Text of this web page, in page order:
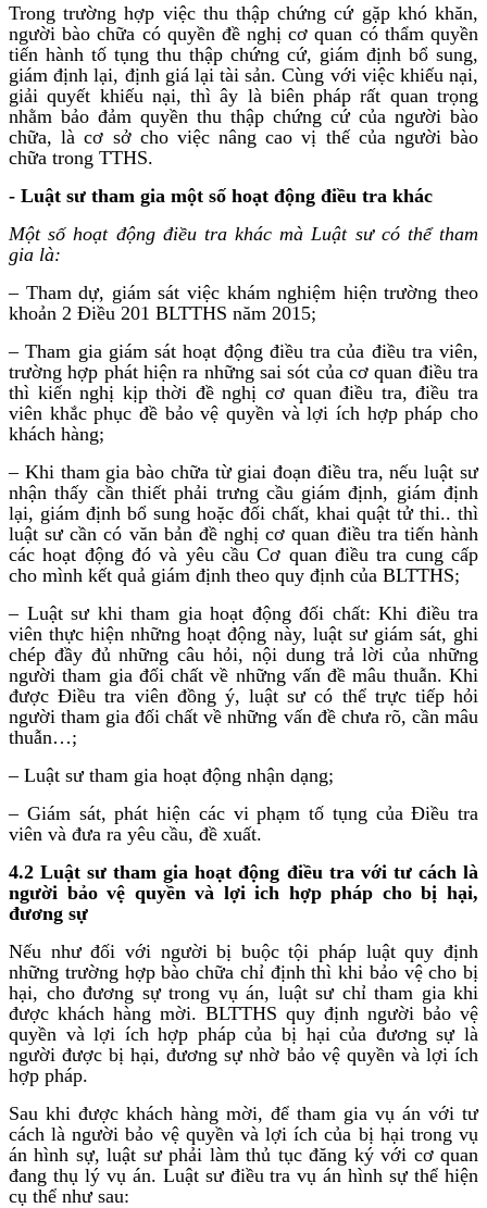
Trong trường hợp việc thu thập chứng cứ gặp khó khăn,
người bào chữa có quyền đề nghị cơ quan có thẩm quyền
tiến hành tố tụng thu thập chứng cứ, giám định bổ sung,
giám định lại, định giá lại tài sản. Cùng với việc khiếu nại,
giải quyết khiếu nại, thì ây là biên pháp rất quan trọng
nhằm bảo đảm quyền thu thập chứng cứ của người bào
chữa, là cơ sở cho việc nâng cao vị thế của người bào
chữa trong TTHS.
- Luật sư tham gia một số hoạt động điều tra khác
Một số hoạt động điều tra khác mà Luật sư có thể tham
gia là:
– Tham dự, giám sát việc khám nghiệm hiện trường theo
khoản 2 Điều 201 BLTTHS năm 2015;
– Tham gia giám sát hoạt động điều tra của điều tra viên,
trường hợp phát hiện ra những sai sót của cơ quan điều tra
thì kiến nghị kịp thời đề nghị cơ quan điều tra, điều tra
viên khắc phục đề bảo vệ quyền và lợi ích hợp pháp cho
khách hàng;
– Khi tham gia bào chữa từ giai đoạn điều tra, nếu luật sư
nhận thấy cần thiết phải trưng cầu giám định, giám định
lại, giám định bổ sung hoặc đối chất, khai quật tử thi.. thì
luật sư cần có văn bản đề nghị cơ quan điều tra tiến hành
các hoạt động đó và yêu cầu Cơ quan điều tra cung cấp
cho mình kết quả giám định theo quy định của BLTTHS;
– Luật sư khi tham gia hoạt động đối chất: Khi điều tra
viên thực hiện những hoạt động này, luật sư giám sát, ghi
chép đầy đủ những câu hỏi, nội dung trả lời của những
người tham gia đối chất về những vấn đề mâu thuẫn. Khi
được Điều tra viên đồng ý, luật sư có thể trực tiếp hỏi
người tham gia đối chất về những vấn đề chưa rõ, cần mâu
thuẫn…;
– Luật sư tham gia hoạt động nhận dạng;
– Giám sát, phát hiện các vi phạm tố tụng của Điều tra
viên và đưa ra yêu cầu, đề xuất.
4.2 Luật sư tham gia hoạt động điều tra với tư cách là
người bảo vệ quyền và lợi ich hợp pháp cho bị hại,
đương sự
Nếu như đối với người bị buộc tội pháp luật quy định
những trường hợp bào chữa chỉ định thì khi bảo vệ cho bị
hại, cho đương sự trong vụ án, luật sư chỉ tham gia khi
được khách hàng mời. BLTTHS quy định người bảo vệ
quyền và lợi ích hợp pháp của bị hại của đương sự là
người được bị hại, đương sự nhờ bảo vệ quyền và lợi ích
hợp pháp.
Sau khi được khách hàng mời, để tham gia vụ án với tư
cách là người bảo vệ quyền và lợi ích của bị hại trong vụ
án hình sự, luật sư phải làm thủ tục đăng ký với cơ quan
đang thụ lý vụ án. Luật sư điều tra vụ án hình sự thể hiện
cụ thể như sau: